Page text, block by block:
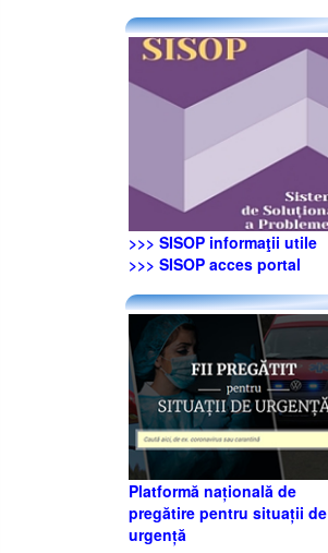
>>> SISOP informaţii utile
>>> SISOP acces portal
Platformă națională de
pregătire pentru situații de
urgență